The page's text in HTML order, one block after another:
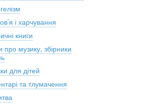
і харчування
книги
про музику, збірники
для дітей
та тлумачення